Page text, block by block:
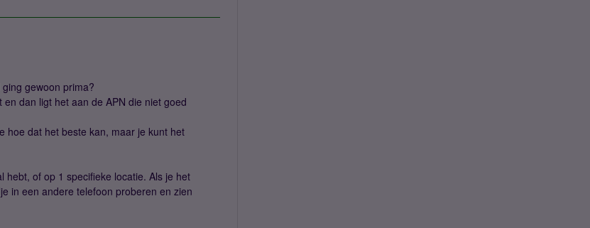
gewoon prima?
dan ligt het aan de APN die niet goed
hoe dat het beste kan, maar je kunt het
hebt, of op 1 specifieke locatie. Als je het
in een andere telefoon proberen en zien